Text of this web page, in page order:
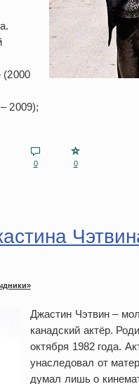
(2000
2009);
0 0
Джастин Чэтвин –
канадский актёр.
октября 1982 года.
унаследовал от
думал лишь о